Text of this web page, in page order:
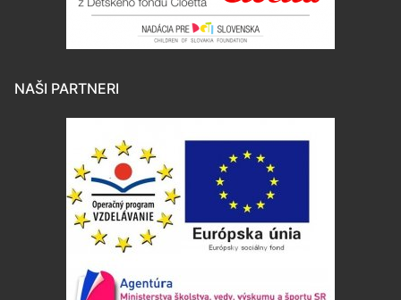
NAŠI PARTNERI